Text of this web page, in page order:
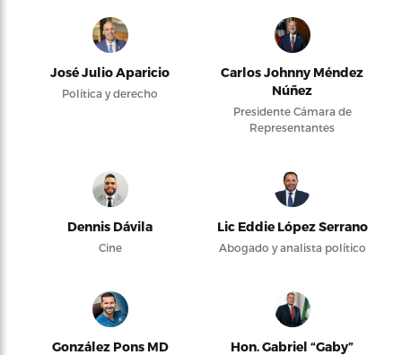
José Julio Aparicio
Política y derecho
Carlos Johnny Méndez
Núñez
Presidente Cámara de
Representantes
Dennis Dávila
Cine
Lic Eddie López Serrano
Abogado y analista político
González Pons MD
Hon. Gabriel “Gaby”